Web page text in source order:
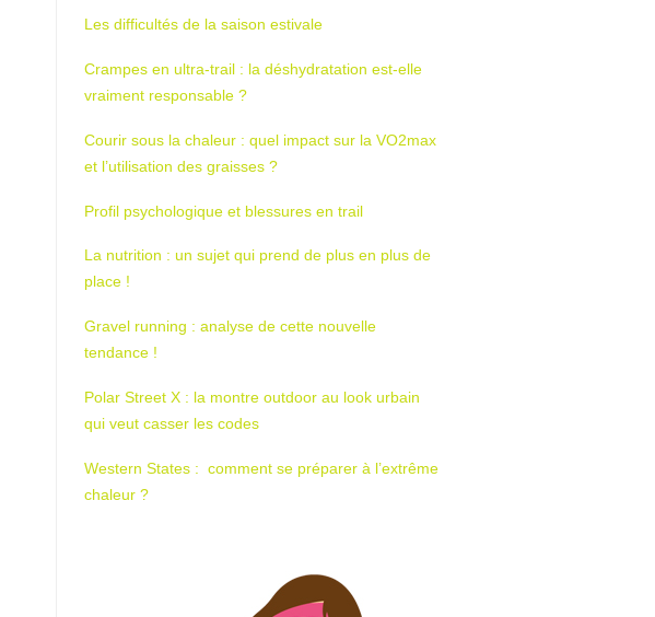
Les difficultés de la saison estivale
Crampes en ultra-trail : la déshydratation est-elle
vraiment responsable ?
Courir sous la chaleur : quel impact sur la VO2max
et l’utilisation des graisses ?
Profil psychologique et blessures en trail
La nutrition : un sujet qui prend de plus en plus de
place !
Gravel running : analyse de cette nouvelle
tendance !
Polar Street X : la montre outdoor au look urbain
qui veut casser les codes
Western States : comment se préparer à l’extrême
chaleur ?